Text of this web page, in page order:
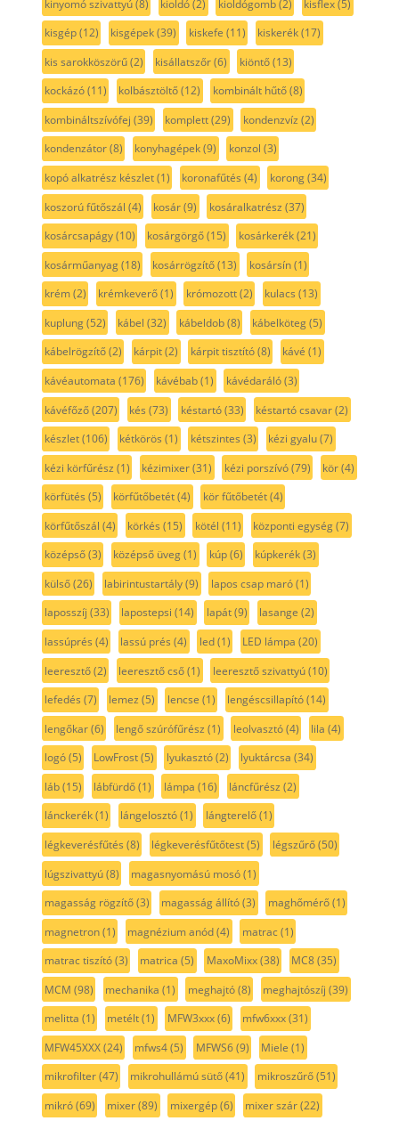
kinyomó szivattyú(8) kioldó(2) kioldógomb(2) kisflex(5)
kisgép(12) kisgépek(39) kiskefe (11) kiskerék(17)
kis sarokköszörű(2) kisállatszőr(6) kiöntő(13)
kockázó(11) kolbásztöltő(12) kombinált hűtő(8)
kombináltszívófej (39) komplett(29) kondenzvíz (2)
kondenzátor(8) konyhagépek(9) konzol (3)
kopó alkatrész készlet(1) koronafűtés (4) korong(34)
koszorú fűtőszál (4) kosár(9) kosáralkatrész (37)
kosárcsapágy(10) kosárgörgő(15) kosárkerék(21)
kosárműanyag(18) kosárrögzítő(13) kosársín(1)
krém(2) krémkeverő(1) krómozott(2) kulacs (13)
kuplung(52) kábel (32) kábeldob(8) kábelköteg(5)
kábelrögzítő(2) kárpit(2) kárpit tisztító(8) kávé (1)
kávéautomata (176) kávébab(1) kávédaráló(3)
kávéfőző(207) kés (73) késtartó(33) késtartó csavar(2)
készlet(106) kétkörös (1) kétszintes (3) kézi gyalu(7)
kézi körfűrész (1) kézimixer(31) kézi porszívó(79) kör(4)
körfütés (5) körfűtőbetét(4) kör fűtőbetét(4)
körfűtőszál (4) körkés (15) kötél (11) központi egység(7)
középső(3) középső üveg(1) kúp(6) kúpkerék(3)
külső(26) labirintustartály(9) lapos csap maró(1)
laposszíj (33) lapostepsi (14) lapát(9) lasange (2)
lassúprés (4) lassú prés (4) led(1) LED lámpa (20)
leeresztő(2) leeresztő cső(1) leeresztő szivattyú(10)
lefedés (7) lemez (5) lencse (1) lengéscsillapító(14)
lengőkar(6) lengő szúrófűrész (1) leolvasztó(4) lila (4)
logó(5) LowFrost(5) lyukasztó(2) lyuktárcsa (34)
láb(15) lábfürdő(1) lámpa (16) láncfűrész (2)
lánckerék(1) lángelosztó(1) lángterelő(1)
légkeverésfűtés (8) légkeverésfűtőtest(5) légszűrő(50)
lúgszivattyú(8) magasnyomású mosó(1)
magasság rögzítő(3) magasság állító(3) maghőmérő(1)
magnetron(1) magnézium anód(4) matrac(1)
matrac tiszító(3) matrica (5) MaxoMixx(38) MC8(35)
MCM (98) mechanika (1) meghajtó(8) meghajtószíj (39)
melitta (1) metélt(1) MFW3xxx(6) mfw6xxx(31)
MFW45XXX(24) mfws4(5) MFWS6(9) Miele (1)
mikrofilter(47) mikrohullámú sütő(41) mikroszűrő(51)
mikró(69) mixer(89) mixergép(6) mixer szár(22)